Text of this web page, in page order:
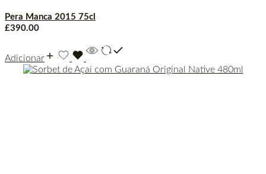
Pera Manca 2015 75cl
£390.00
Adicionar